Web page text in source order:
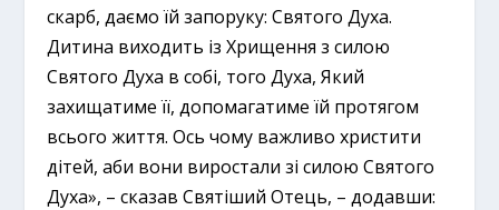
скарб, даємо їй запоруку: Святого Духа.
Дитина виходить із Хрищення з силою
Святого Духа в собі, того Духа, Який
захищатиме її, допомагатиме їй протягом
всього життя. Ось чому важливо христити
дітей, аби вони виростали зі силою Святого
Духа», – сказав Святіший Отець, – додавши: